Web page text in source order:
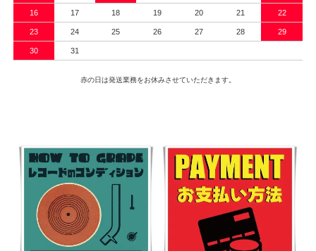
16 17 18 19 20 21 22
23 24 25 26 27 28 29
30 31
赤の日は発送業務をお休みさせていただきます。